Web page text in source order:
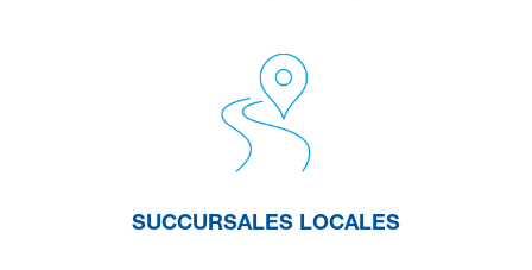
SUCCURSALES LOCALES